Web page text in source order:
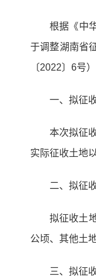
根据《中
于调整湖南省
〔2022〕6号
一、拟征
本次拟征
实际征收土地
二、拟征
拟征收土
公顷、其他土
三、拟征